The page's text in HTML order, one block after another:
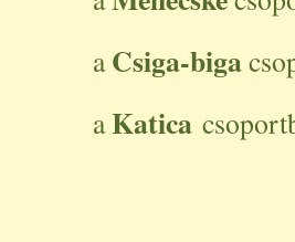
aCsiga-biga
aKatica